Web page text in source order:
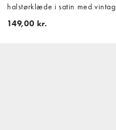
halstørklæde i satin med vintage
blomstermønster
149,00 kr.